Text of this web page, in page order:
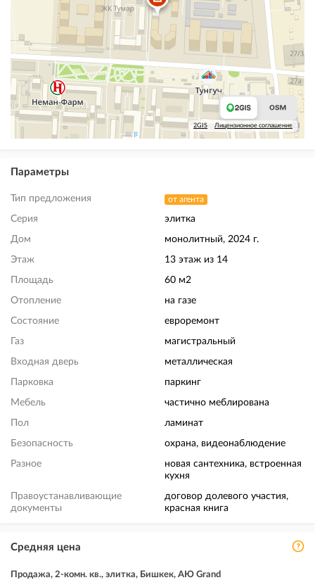
2GIS Лицензионное соглашение
Параметры
Тип предложения от агента
Серия элитка
Дом монолитный, 2024 г.
Этаж 13 этаж из 14
Площадь 60 м2
Отопление на газе
Состояние евроремонт
Газ магистральный
Входная дверь металлическая
Парковка паркинг
Мебель частично меблирована
Пол ламинат
Безопасность охрана, видеонаблюдение
Разное
новая сантехника, встроенная
кухня
Правоустанавливающие
документы
договор долевого участия,
красная книга
Средняя цена
Продажа, 2-комн. кв., элитка, Бишкек, АЮ Grand